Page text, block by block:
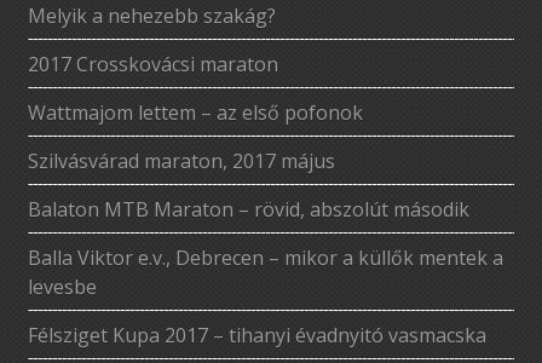
Melyik a nehezebb szakág?
2017 Crosskovácsi maraton
Wattmajom lettem – az első pofonok
Szilvásvárad maraton, 2017 május
Balaton MTB Maraton – rövid, abszolút második
Balla Viktor e.v., Debrecen – mikor a küllők mentek a
levesbe
Félsziget Kupa 2017 – tihanyi évadnyitó vasmacska